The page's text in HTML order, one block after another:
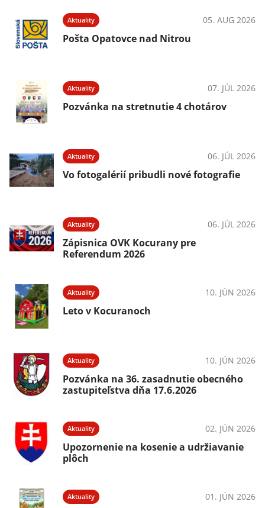
Aktuality 05. AUG 2026
Pošta Opatovce nad Nitrou
Aktuality 07. JÚL 2026
Pozvánka na stretnutie 4 chotárov
Aktuality 06. JÚL 2026
Vo fotogalérií pribudli nové fotografie
Aktuality 06. JÚL 2026
Zápisnica OVK Kocurany pre
Referendum 2026
Aktuality 10. JÚN 2026
Leto v Kocuranoch
Aktuality 10. JÚN 2026
Pozvánka na 36. zasadnutie obecného
zastupiteľstva dňa 17.6.2026
Aktuality 02. JÚN 2026
Upozornenie na kosenie a udržiavanie
plôch
Aktuality 01. JÚN 2026